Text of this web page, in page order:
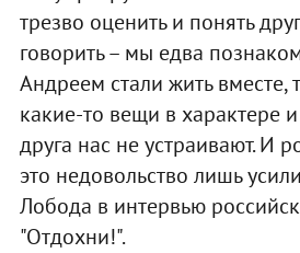
трезво оценить и понять
говорить – мы едва
Андреем стали жить вместе,
какие-то вещи в характере
друга нас не устраивают. И
это недовольство лишь
Лобода в интервью
"Отдохни!".